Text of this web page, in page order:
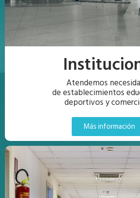
Atendemos
de establecimientos
deportivos y
Más información